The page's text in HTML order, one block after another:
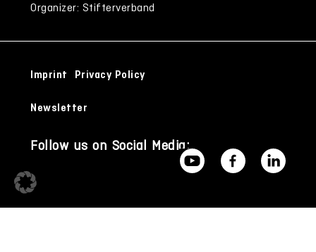
Organizer: Stifterverband
Imprint Privacy Policy
Newsletter
Follow us on Social Media: